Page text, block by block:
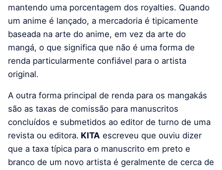
mantendo uma porcentagem dos royalties. Quando
um anime é lançado, a mercadoria é tipicamente
baseada na arte do anime, em vez da arte do
mangá, o que significa que não é uma forma de
renda particularmente confiável para o artista
original.
A outra forma principal de renda para os mangakás
são as taxas de comissão para manuscritos
concluídos e submetidos ao editor de turno de uma
revista ou editora. KITA escreveu que ouviu dizer
que a taxa típica para o manuscrito em preto e
branco de um novo artista é geralmente de cerca de